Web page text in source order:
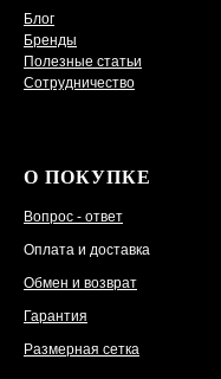
Блог
Бренды
Полезные статьи
Сотрудничество
О ПОКУПКЕ
Вопрос - ответ
Оплата и доставка
Обмен и возврат
Гарантия
Размерная сетка